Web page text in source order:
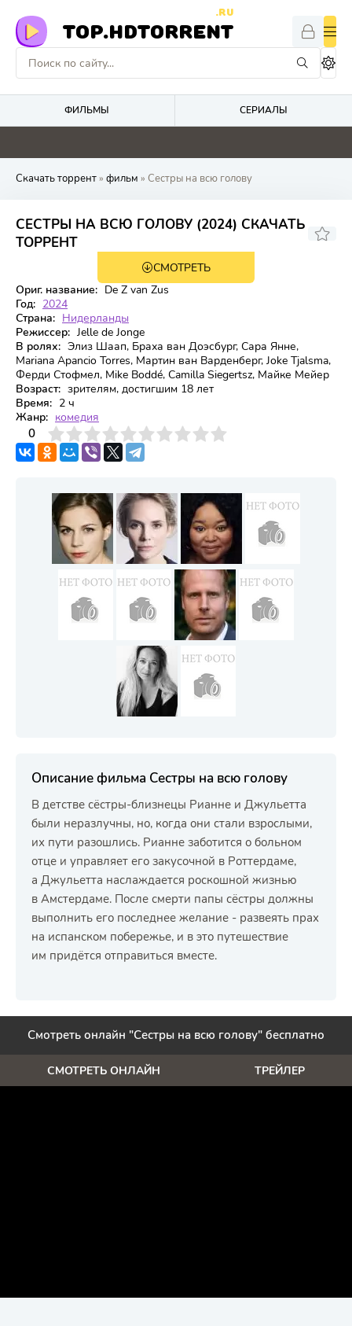
TOP.HDTORRENT
.RU
ФИЛЬМЫ СЕРИАЛЫ
0 2.2 0 0
Скачать торрент» фильм » Сестры на всю голову
СЕСТРЫ НА ВСЮ ГОЛОВУ (2024) СКАЧАТЬ
ТОРРЕНТ
СМОТРЕТЬ
Ориг. название: De Z van Zus
Год: 2024
Страна: Нидерланды
Режиссер: Jelle de Jonge
В ролях: Элиз Шаап, Браха ван Доэсбург, Сара Янне,
Mariana Apancio Torres, Мартин ван Варденберг, Joke Tjalsma,
Ферди Стофмел, Mike Boddé, Camilla Siegertsz, Майке Мейер
Возраст: зрителям, достигшим 18 лет
Время: 2 ч
Жанр: комедия
0
4 6 7 8 9 10
Описание фильма Сестры на всю голову
В детстве сёстры-близнецы Рианне и Джульетта
были неразлучны, но, когда они стали взрослыми,
их пути разошлись. Рианне заботится о больном
отце и управляет его закусочной в Роттердаме,
а Джульетта наслаждается роскошной жизнью
в Амстердаме. После смерти папы сёстры должны
выполнить его последнее желание - развеять прах
на испанском побережье, и в это путешествие
им придётся отправиться вместе.
Смотреть онлайн "Сестры на всю голову" бесплатно
СМОТРЕТЬ ОНЛАЙН ТРЕЙЛЕР